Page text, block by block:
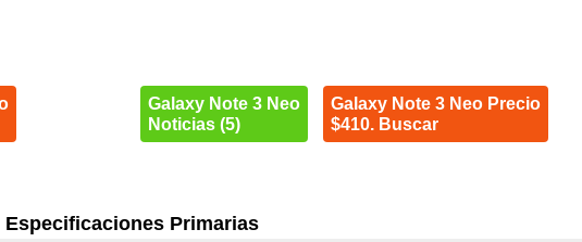
Galaxy Note 3 Neo
Noticias (5)
Galaxy Note 3 Neo Precio
$410. Buscar
Especificaciones Primarias